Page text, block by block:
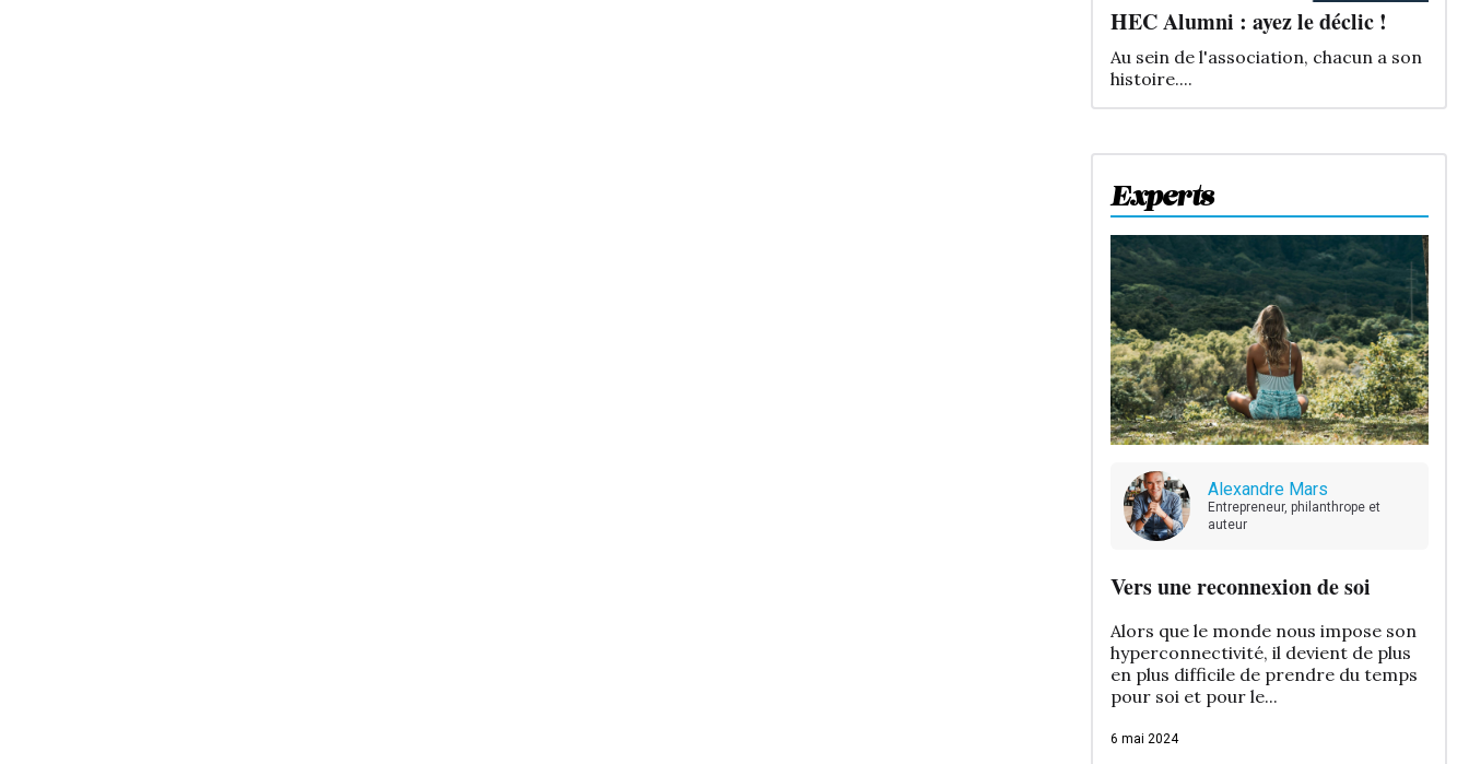
Experts
Alexandre Mars
Entrepreneur, philanthrope et
auteur
Vers une reconnexion de soi
Alors que le monde nous impose son
hyperconnectivité, il devient de plus
en plus difficile de prendre du temps
pour soi et pour le...
6 mai 2024
HEC Alumni : ayez le déclic !
Au sein de l'association, chacun a son
histoire....